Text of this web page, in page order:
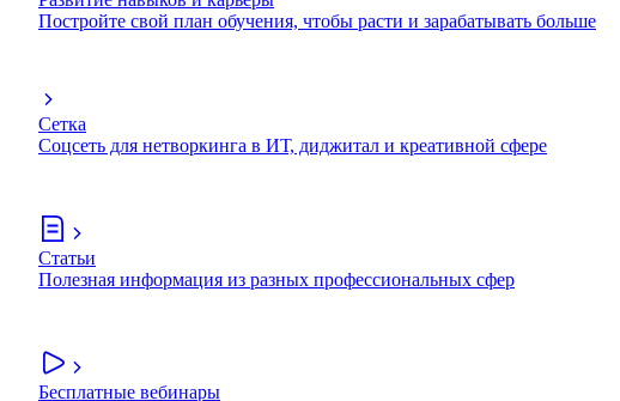
Постройте свой план обучения, чтобы расти и зарабатывать больше
Сетка
Соцсеть для нетворкинга в ИТ, диджитал и креативной сфере
Статьи
Полезная информация из разных профессиональных сфер
Бесплатные вебинары